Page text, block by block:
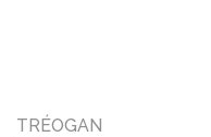
TRÉOGAN